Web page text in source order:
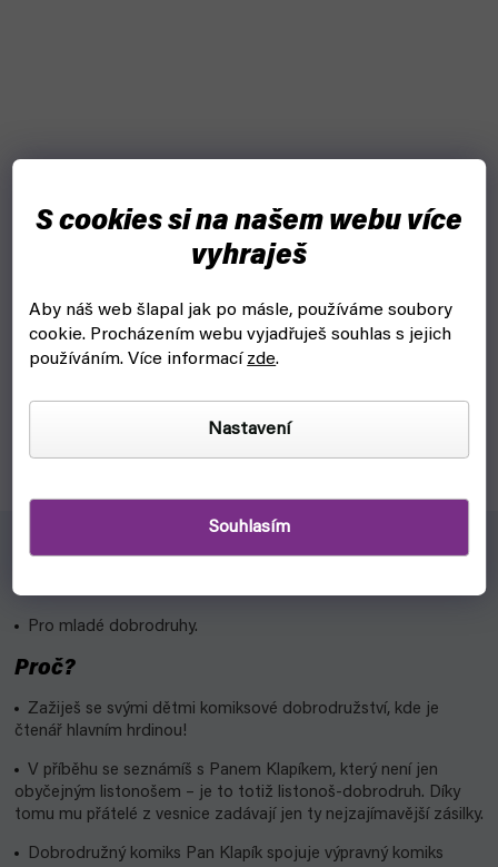
S cookies si na našem webu více
vyhraješ
Aby náš web šlapal jak po másle, používáme soubory
cookie. Procházením webu vyjadřuješ souhlas s jejich
používáním. Více informací zde.
Nastavení
Souhlasím
Komiks, v němž jsi malým hrdinou: Káťa a poděs -
skladem, ihned k odeslání
359 Kč
Káťa a poděs - Velký útěk, komiksový gamebook pro ty
Pro mladé dobrodruhy.
Proč?
Zažiješ se svými dětmi komiksové dobrodružství, kde je
čtenář hlavním hrdinou!
V příběhu se seznámíš s Panem Klapíkem, který není jen
obyčejným listonošem – je to totiž listonoš-dobrodruh. Díky
tomu mu přátelé z vesnice zadávají jen ty nejzajímavější zásilky.
Dobrodružný komiks Pan Klapík spojuje výpravný komiks